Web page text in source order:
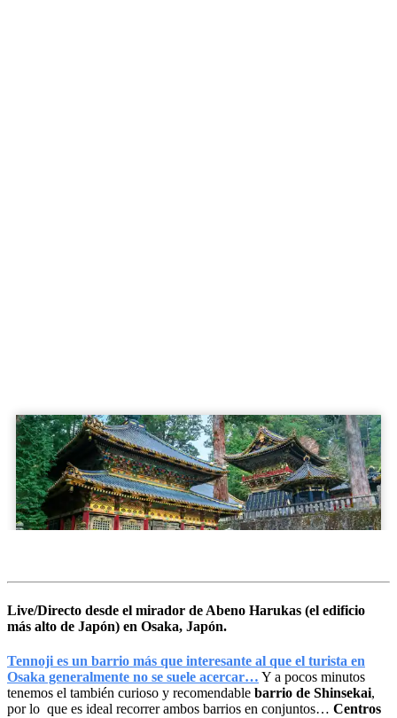
Live/Directo desde el mirador de Abeno Harukas (el edificio
más alto de Japón) en Osaka, Japón.
Tennoji es un barrio más que interesante al que el turista en
Osaka generalmente no se suele acercar… Y a pocos minutos
tenemos el también curioso y recomendable barrio de Shinsekai,
por lo que es ideal recorrer ambos barrios en conjuntos… Centros